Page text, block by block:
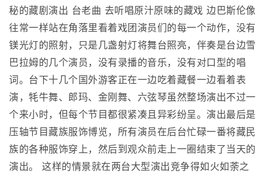
秘的藏剧演出 台老曲 去听唱原汁原味的藏戏 边巴斯伦像
往常一样站在角落里看着戏团演员们的每一个动作，没有
镁光灯的照射，只是几盏射灯将舞台照亮，伴奏是台边雪
巴拉姆的几个演员，没有录播的音乐，没有对口型的唱
词。台下十几个国外游客正在一边吃着藏餐一边看着表
演，牦牛舞、郎玛、金刚舞、六弦琴虽然整场演出不过一
个来小时，但每个节目都很紧凑且异彩纷呈。演出最后是
压轴节目藏族服饰博览，所有演员在后台忙碌一番将藏民
族的各种服饰穿上，然后到观众前走上一圈结束了当天的
演出。 这样的情景就在两台大型演出竞争得如火如荼之